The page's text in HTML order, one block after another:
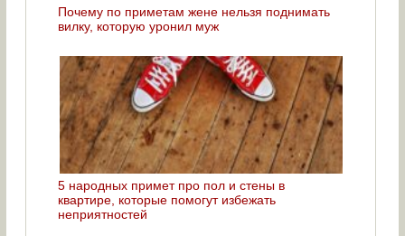
Почему по приметам жене нельзя поднимать
вилку, которую уронил муж
5 народных примет про пол и стены в
квартире, которые помогут избежать
неприятностей